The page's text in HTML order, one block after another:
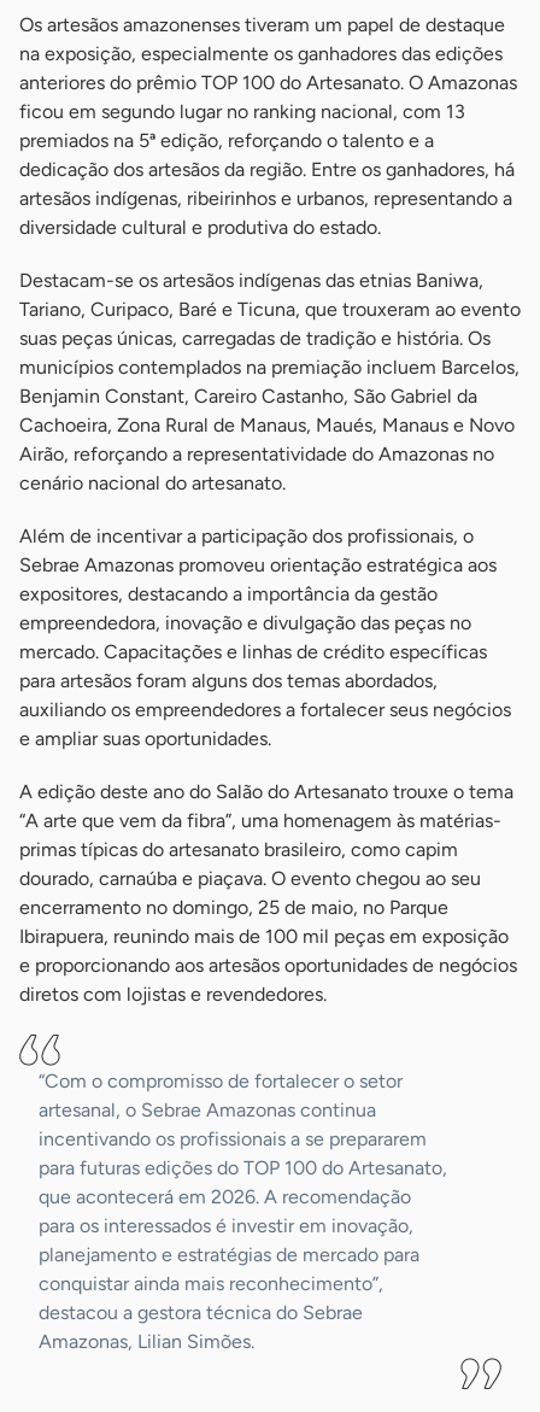
Os artesãos amazonenses tiveram um papel de destaque
na exposição, especialmente os ganhadores das edições
anteriores do prêmio TOP 100 do Artesanato. O Amazonas
ficou em segundo lugar no ranking nacional, com 13
premiados na 5ª edição, reforçando o talento e a
dedicação dos artesãos da região. Entre os ganhadores, há
artesãos indígenas, ribeirinhos e urbanos, representando a
diversidade cultural e produtiva do estado.
Destacam-se os artesãos indígenas das etnias Baniwa,
Tariano, Curipaco, Baré e Ticuna, que trouxeram ao evento
suas peças únicas, carregadas de tradição e história. Os
municípios contemplados na premiação incluem Barcelos,
Benjamin Constant, Careiro Castanho, São Gabriel da
Cachoeira, Zona Rural de Manaus, Maués, Manaus e Novo
Airão, reforçando a representatividade do Amazonas no
cenário nacional do artesanato.
Além de incentivar a participação dos profissionais, o
Sebrae Amazonas promoveu orientação estratégica aos
expositores, destacando a importância da gestão
empreendedora, inovação e divulgação das peças no
mercado. Capacitações e linhas de crédito específicas
para artesãos foram alguns dos temas abordados,
auxiliando os empreendedores a fortalecer seus negócios
e ampliar suas oportunidades.
A edição deste ano do Salão do Artesanato trouxe o tema
“A arte que vem da fibra”, uma homenagem às matérias-
primas típicas do artesanato brasileiro, como capim
dourado, carnaúba e piaçava. O evento chegou ao seu
encerramento no domingo, 25 de maio, no Parque
Ibirapuera, reunindo mais de 100 mil peças em exposição
e proporcionando aos artesãos oportunidades de negócios
diretos com lojistas e revendedores.
“Com o compromisso de fortalecer o setor
artesanal, o Sebrae Amazonas continua
incentivando os profissionais a se prepararem
para futuras edições do TOP 100 do Artesanato,
que acontecerá em 2026. A recomendação
para os interessados é investir em inovação,
planejamento e estratégias de mercado para
conquistar ainda mais reconhecimento”,
destacou a gestora técnica do Sebrae
Amazonas, Lilian Simões.